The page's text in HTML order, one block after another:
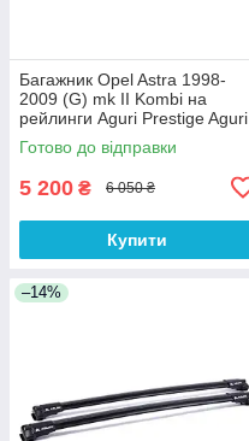
Багажник Opel Astra 1998-
2009 (G) mk II Kombi на
рейлинги Aguri Prestige Aguri
Готово до відправки
5 200 ₴ 6 050 ₴
Купити
–14%